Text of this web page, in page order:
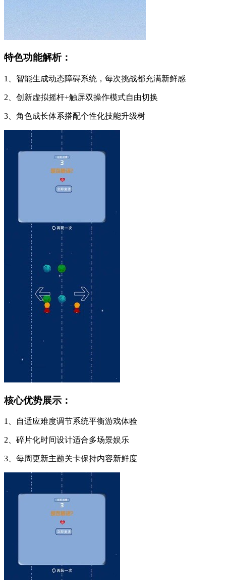
特色功能解析：
1、智能生成动态障碍系统，每次挑战都充满新鲜感
2、创新虚拟摇杆+触屏双操作模式自由切换
3、角色成长体系搭配个性化技能升级树
核心优势展示：
1、自适应难度调节系统平衡游戏体验
2、碎片化时间设计适合多场景娱乐
3、每周更新主题关卡保持内容新鲜度